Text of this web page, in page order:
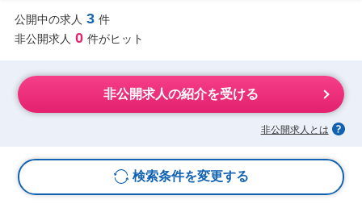
公開中の求人 3 件
非公開求人 0 件がヒット
非公開求人の紹介を受ける
非公開求人とは
検索条件を変更する